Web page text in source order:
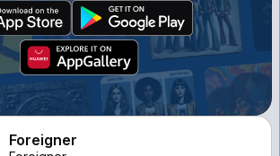
Foreigner